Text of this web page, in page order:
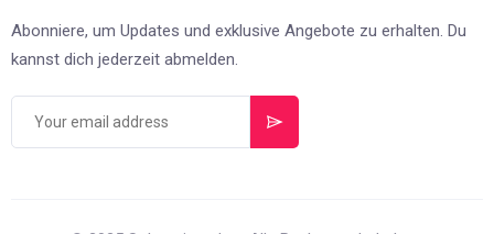
Abonniere, um Updates und exklusive Angebote zu erhalten. Du
kannst dich jederzeit abmelden.